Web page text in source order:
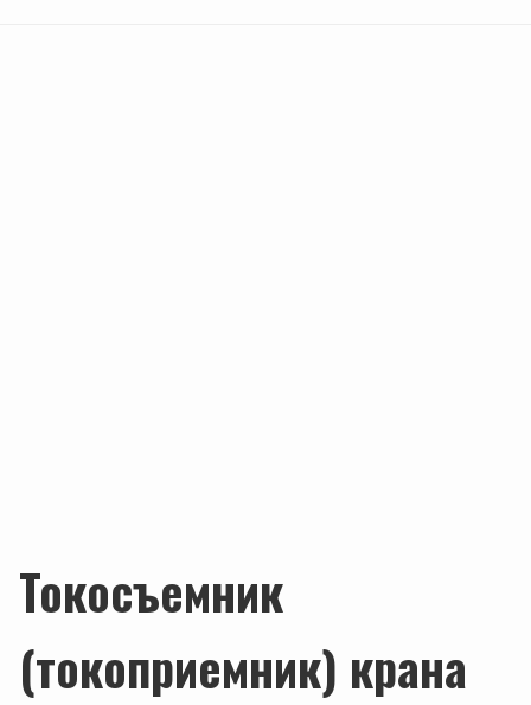
Токосъемник
(токоприемник) крана